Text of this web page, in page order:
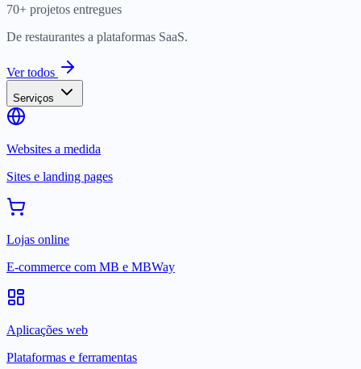
70+ projetos entregues
De restaurantes a plataformas SaaS.
Ver todos
Serviços
Websites a medida
Sites e landing pages
Lojas online
E-commerce com MB e MBWay
Aplicações web
Plataformas e ferramentas